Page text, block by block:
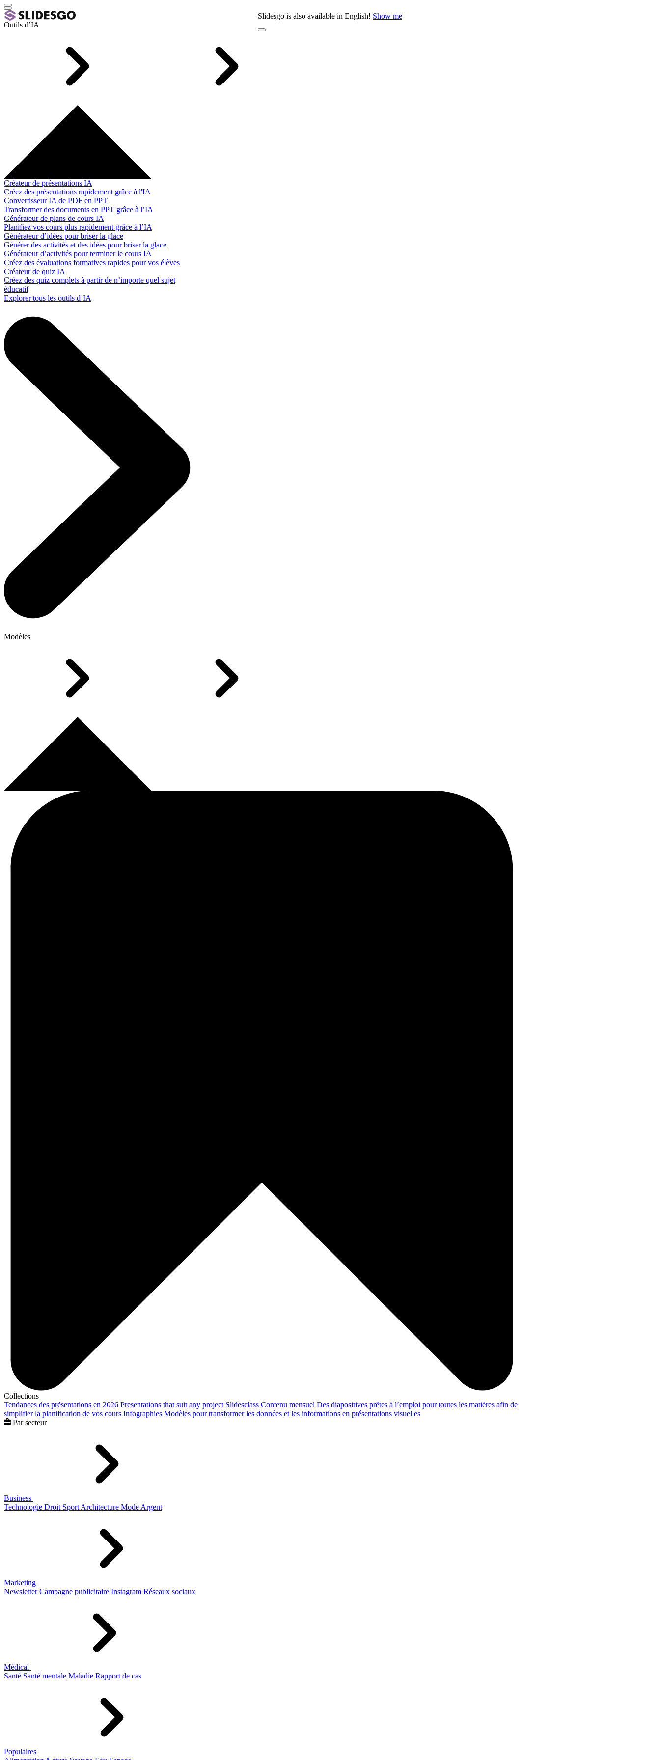
Slidesgo is also available in English! Show me
Outils d’IA
Créateur de présentations IA
Créez des présentations rapidement grâce à l'IA
Convertisseur IA de PDF en PPT
Transformer des documents en PPT grâce à l’IA
Générateur de plans de cours IA
Planifiez vos cours plus rapidement grâce à l’IA
Générateur d’idées pour briser la glace
Générer des activités et des idées pour briser la glace
Générateur d’activités pour terminer le cours IA
Créez des évaluations formatives rapides pour vos élèves
Créateur de quiz IA
Créez des quiz complets à partir de n’importe quel sujet
éducatif
Explorer tous les outils d’IA
Modèles
Collections
Tendances des présentations en 2026 Presentations that suit any project Slidesclass Contenu mensuel Des diapositives prêtes à l’emploi pour toutes les matières afin de
simplifier la planification de vos cours Infographies Modèles pour transformer les données et les informations en présentations visuelles
Par secteur
Business
Technologie Droit Sport Architecture Mode Argent
Marketing
Newsletter Campagne publicitaire Instagram Réseaux sociaux
Médical
Santé Santé mentale Maladie Rapport de cas
Populaires